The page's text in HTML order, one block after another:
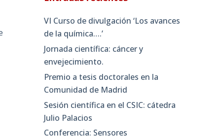
VI Curso de divulgación ‘Los avances
de la química….’
Jornada científica: cáncer y
envejecimiento.
Premio a tesis doctorales en la
Comunidad de Madrid
Sesión científica en el CSIC: cátedra
Julio Palacios
Conferencia: Sensores